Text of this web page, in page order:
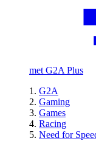
met G2A Plus
G2A
Gaming
Games
Racing
Need for